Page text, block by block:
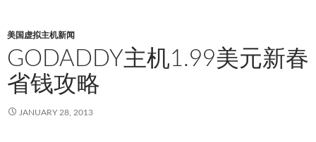
美国虚拟主机新闻
GODADDY主机1.99美元新春
省钱攻略
JANUARY 28, 2013